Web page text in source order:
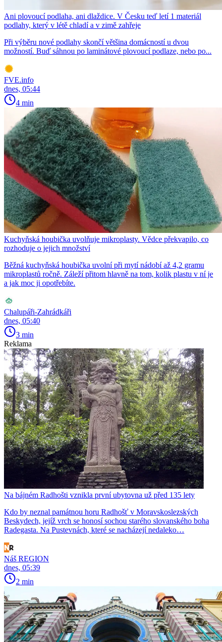
Ani plovoucí podlaha, ani dlaždice. V Česku teď letí 1 materiál
podlahy, který v létě chladí a v zimě zahřeje
Při výběru nové podlahy skončí většina domácností u dvou
možností. Buď sáhnou po laminátové plovoucí podlaze, nebo po...
FVE.info
dnes, 05:44
4 min
Kuchyňská houbička uvolňuje mikroplasty. Vědce překvapilo, co
rozhoduje o jejich množství
Běžná kuchyňská houbička uvolní při mytí nádobí až 4,2 gramu
mikroplastů ročně. Záleží přitom hlavně na tom, kolik plastu v ní je
a jak moc ji opotřebíte.
Chalupáři-Zahrádkáři
dnes, 05:40
3 min
Reklama
Na bájném Radhošti vznikla první ubytovna už před 135 lety
Kdo by neznal památnou horu Radhošť v Moravskoslezských
Beskydech, jejíž vrch se honosí sochou starého slovanského boha
Radegasta. Na Pustevnách, které se nacházejí nedaleko…
Náš REGION
dnes, 05:39
2 min